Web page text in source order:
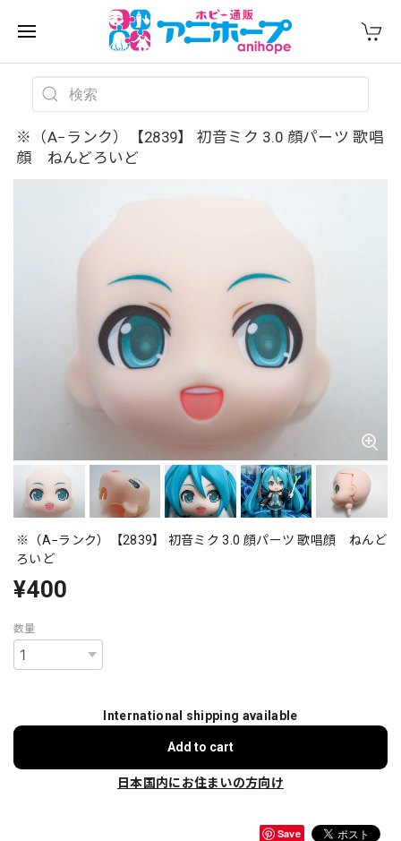
※（A−ランク）【2839】 初音ミク 3.0 顔パーツ 歌唱
顔 ねんどろいど
※（A−ランク）【2839】 初音ミク 3.0 顔パーツ 歌唱顔 ねんど
ろいど
¥400
数量
International shipping available
Add to cart
日本国内にお住まいの方向け
Save